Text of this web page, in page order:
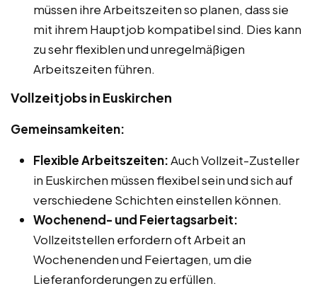
müssen ihre Arbeitszeiten so planen, dass sie
mit ihrem Hauptjob kompatibel sind. Dies kann
zu sehr flexiblen und unregelmäßigen
Arbeitszeiten führen.
Vollzeitjobs in Euskirchen
Gemeinsamkeiten:
Flexible Arbeitszeiten:Auch Vollzeit-Zusteller
in Euskirchen müssen flexibel sein und sich auf
verschiedene Schichten einstellen können.
Wochenend- und Feiertagsarbeit:
Vollzeitstellen erfordern oft Arbeit an
Wochenenden und Feiertagen, um die
Lieferanforderungen zu erfüllen.